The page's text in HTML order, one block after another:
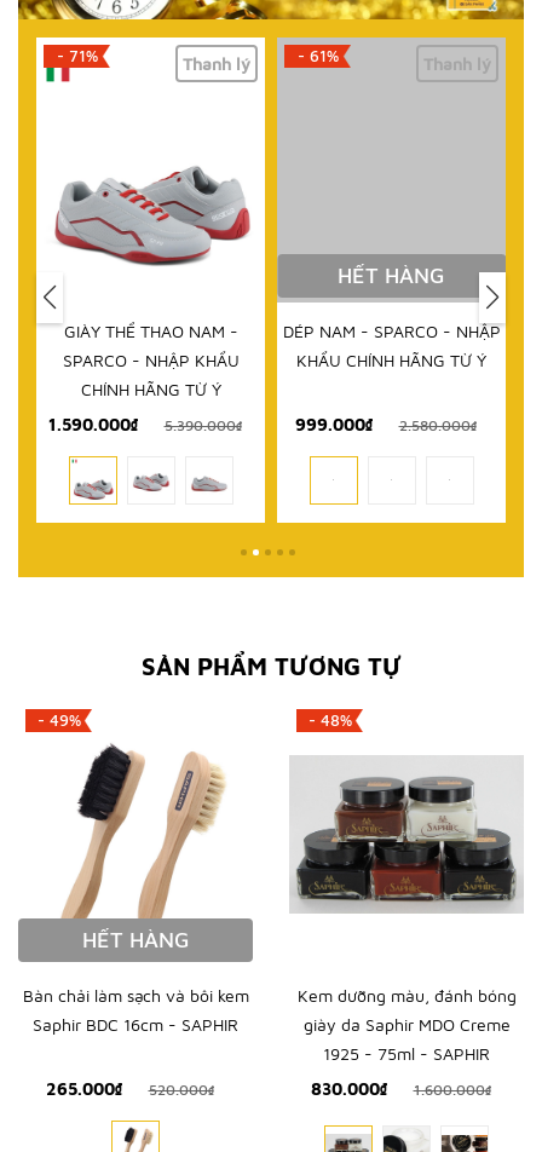
- 71% Thanh lý
GIÀY THỂ THAO NAM -
SPARCO - NHẬP KHẨU
CHÍNH HÃNG TỪ Ý
1.590.000₫
5.390.000₫
- 61% Thanh lý
HẾT HÀNG
DÉP NAM - SPARCO - NHẬP
KHẨU CHÍNH HÃNG TỪ Ý
999.000₫ 2.580.000₫
SẢN PHẨM TƯƠNG TỰ
- 49%
HẾT HÀNG
Bàn chải làm sạch và bôi kem
Saphir BDC 16cm - SAPHIR
265.000₫ 520.000₫
- 48%
Kem dưỡng màu, đánh bóng
giày da Saphir MDO Creme
1925 - 75ml - SAPHIR
830.000₫
1.600.000₫